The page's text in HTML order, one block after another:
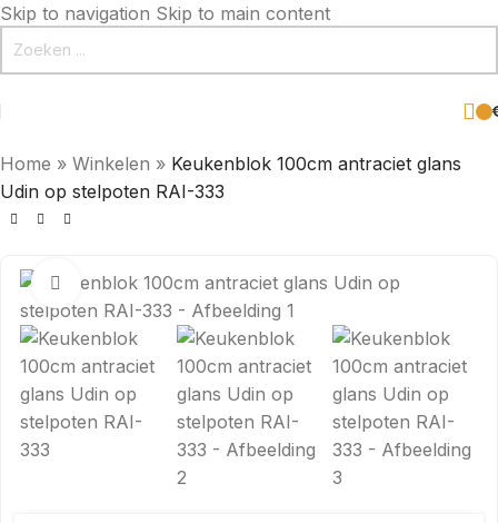
Skip to navigation Skip to main content
Home » Winkelen » Keukenblok 100cm antraciet glans
Udin op stelpoten RAI-333
Click to enlarge